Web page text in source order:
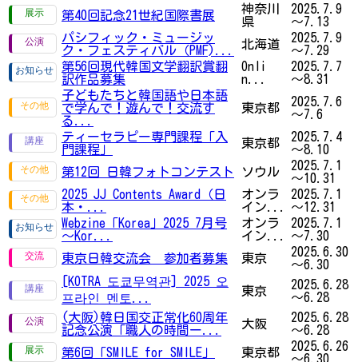
第40回記念21世紀国際書展
神奈川
県
2025.7.9
～7.13
パシフィック・ミュージッ
ク・フェスティバル（PMF)...
北海道
2025.7.9
～7.29
第56回現代韓国文学翻訳賞翻
訳作品募集
Onli
n...
2025.7.7
～8.31
子どもたちと韓国語や日本語
で学んで！遊んで！交流す
る...
東京都
2025.7.6
～7.6
ティーセラピー専門課程「入
門課程」
東京都
2025.7.4
～8.10
第12回 日韓フォトコンテスト
ソウル
2025.7.1
～10.31
2025 JJ Contents Award（日
本・...
オンラ
イン...
2025.7.1
～12.31
Webzine「Korea」2025 7月号
～Kor...
オンラ
イン...
2025.7.1
～7.30
東京日韓交流会 参加者募集
東京
2025.6.30
～6.30
[KOTRA 도쿄무역관] 2025 오
프라인 멘토...
東京
2025.6.28
～6.28
(大阪)韓日国交正常化60周年
記念公演「職人の時間ー...
大阪
2025.6.28
～6.28
第6回「SMILE for SMILE」
東京都
2025.6.26
～6.30